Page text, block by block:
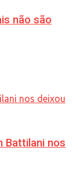
não são
Battilani nos